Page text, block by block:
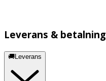
Leverans & betalning
🚚Leverans